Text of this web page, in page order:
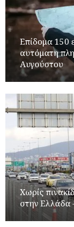
Επίδομα 150
αυτόματη
Αυγούστου
Χωρίς
στην Ελλάδα